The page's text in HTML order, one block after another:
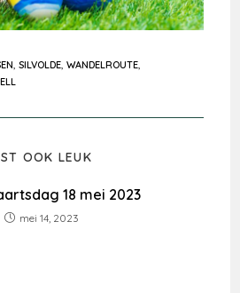
, SILVOLDE, WANDELROUTE,
OOK LEUK
18 mei 2023
mei 14, 2023